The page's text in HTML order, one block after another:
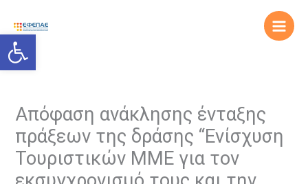
Open toolbar
content
Απόφαση ανάκλησης ένταξης
πράξεων της δράσης “Ενίσχυση
Τουριστικών ΜΜΕ για τον